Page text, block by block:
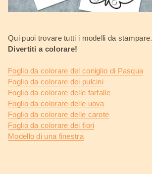
Qui puoi trovare tutti i modelli da stampare.
Divertiti a colorare!
Foglio da colorare del coniglio di Pasqua
Foglio da colorare dei pulcini
Foglio da colorare delle farfalle
Foglio da colorare delle uova
Foglio da colorare delle carote
Foglio da colorare dei fiori
Modello di una finestra